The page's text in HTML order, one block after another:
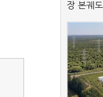
장 본궤도